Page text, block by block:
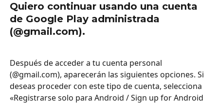
Quiero continuar usando una cuenta
de Google Play administrada
(@gmail.com).
Después de acceder a tu cuenta personal
(@gmail.com), aparecerán las siguientes opciones. Si
deseas proceder con este tipo de cuenta, selecciona
«Registrarse solo para Android / Sign up for Android